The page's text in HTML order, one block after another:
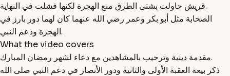
قريش حاولت بشتى الطرق منع الهجرة لكنها فشلت في النهاية.
الصحابة مثل أبو بكر وعمر رضي الله عنهما كان لهما دور بارز في
الهجرة ودعم النبي.
What the video covers
مقدمة دينية وترحيب بالمشاهدين مع دعاء لشهر رمضان المبارك.
ذكر بيعة العقبة الأولى والثانية ودور الأنصار في دعم النبي صلى الله